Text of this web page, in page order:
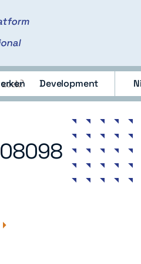
Development
Security Netwerken